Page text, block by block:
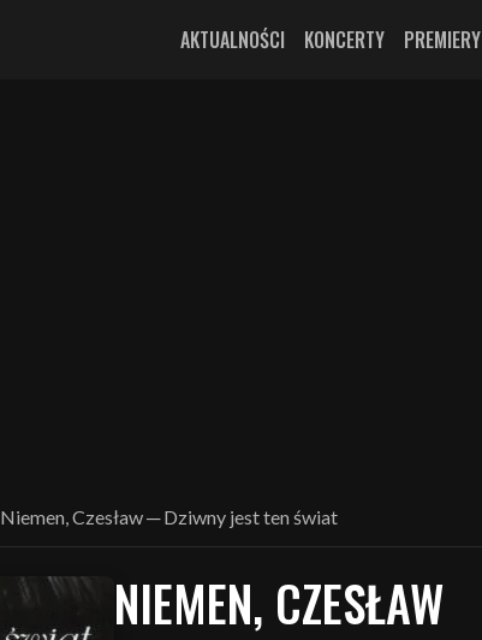
AKTUALNOŚCI KONCERTY PREMIERY
Niemen, Czesław ─ Dziwny jest ten świat
NIEMEN, CZESŁAW